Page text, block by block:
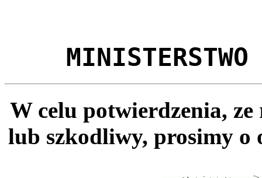
MINISTERSTWO
W celu potwierdzenia,
lub szkodliwy, prosimy o